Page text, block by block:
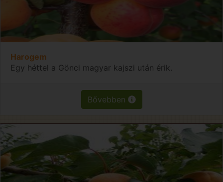
Harogem
Egy héttel a Gönci magyar kajszi után érik.
Bővebben